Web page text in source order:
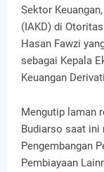
Sektor
(IAKD) di
Hasan Fawzi
sebagai Kepala
Keuangan
Mengutip laman
Budiarso saat ini
Pengembangan
Pembiayaan